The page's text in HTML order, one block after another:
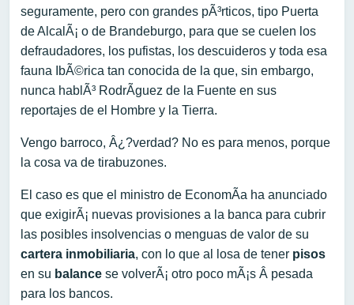
seguramente, pero con grandes pÃ³rticos, tipo Puerta
de AlcalÃ¡ o de Brandeburgo, para que se cuelen los
defraudadores, los pufistas, los descuideros y toda esa
fauna IbÃ©rica tan conocida de la que, sin embargo,
nunca hablÃ³ RodrÃ­guez de la Fuente en sus
reportajes de el Hombre y la Tierra.
Vengo barroco, Â¿?verdad? No es para menos, porque
la cosa va de tirabuzones.
El caso es que el ministro de EconomÃ­a ha anunciado
que exigirÃ¡ nuevas provisiones a la banca para cubrir
las posibles insolvencias o menguas de valor de su
cartera inmobiliaria, con lo que al losa de tener pisos
en su balance se volverÃ¡ otro poco mÃ¡s Â pesada
para los bancos.